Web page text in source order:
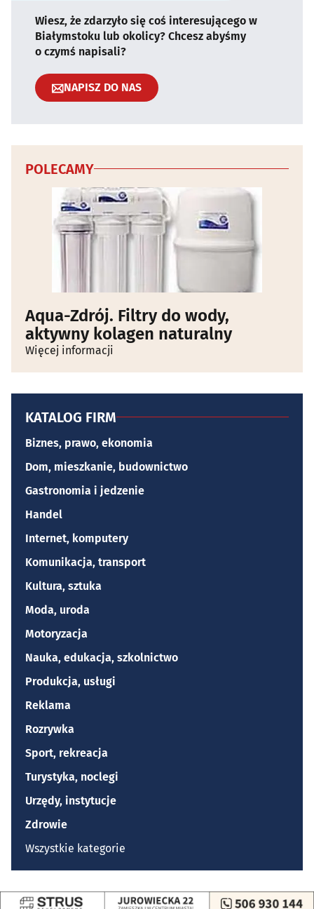
Wiesz, że zdarzyło się coś interesującego w
Białymstoku lub okolicy? Chcesz abyśmy
o czymś napisali?
NAPISZ DO NAS
POLECAMY
Aqua-Zdrój. Filtry do wody,
aktywny kolagen naturalny
Więcej informacji
KATALOG FIRM
Biznes, prawo, ekonomia
Dom, mieszkanie, budownictwo
Gastronomia i jedzenie
Handel
Internet, komputery
Komunikacja, transport
Kultura, sztuka
Moda, uroda
Motoryzacja
Nauka, edukacja, szkolnictwo
Produkcja, usługi
Reklama
Rozrywka
Sport, rekreacja
Turystyka, noclegi
Urzędy, instytucje
Zdrowie
Wszystkie kategorie